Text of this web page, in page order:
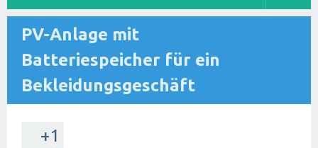
PV-Anlage mit
Batteriespeicher für ein
Bekleidungsgeschäft
+1